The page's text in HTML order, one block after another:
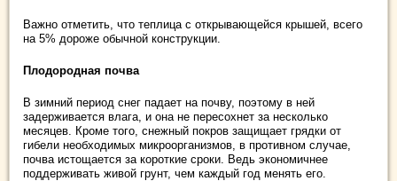
Важно отметить, что теплица с открывающейся крышей, всего
на 5% дороже обычной конструкции.
Плодородная почва
В зимний период снег падает на почву, поэтому в ней
задерживается влага, и она не пересохнет за несколько
месяцев. Кроме того, снежный покров защищает грядки от
гибели необходимых микроорганизмов, в противном случае,
почва истощается за короткие сроки. Ведь экономичнее
поддерживать живой грунт, чем каждый год менять его.